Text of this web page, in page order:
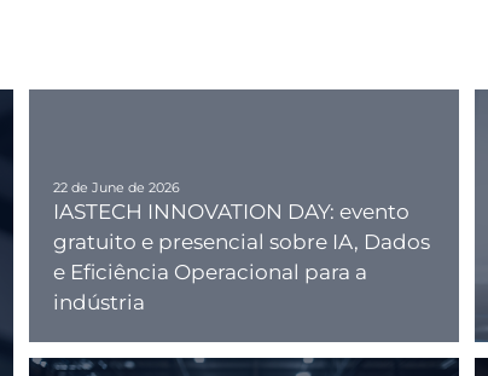
22 de June de 2026
IASTECH INNOVATION DAY: evento
gratuito e presencial sobre IA, Dados
e Eficiência Operacional para a
indústria